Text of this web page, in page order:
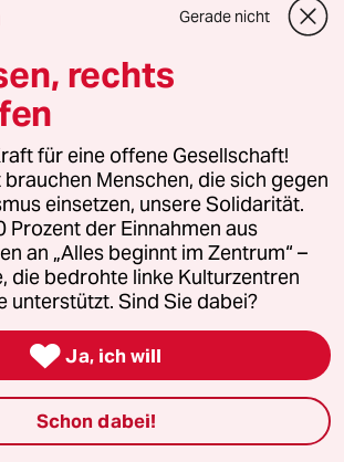
Gerade nicht
rechts
für eine offene Gesellschaft!
Menschen, die sich gegen
einsetzen, unsere Solidarität.
Prozent der Einnahmen aus
an „Alles beginnt im Zentrum“ –
die bedrohte linke Kulturzentren
unterstützt. Sind Sie dabei?
 Ja, ich will
Schon dabei!